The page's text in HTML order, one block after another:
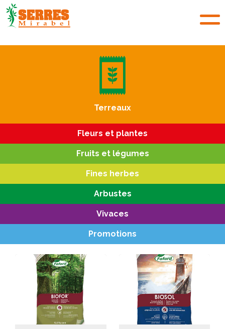
Terreaux
Fleurs et plantes
Fruits et légumes
Fines herbes
Arbustes
Vivaces
Promotions